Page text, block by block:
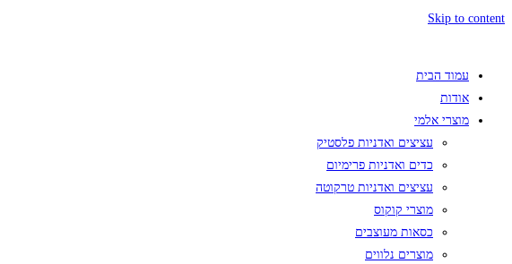
Skip to content
עמוד הבית
אודות
מוצרי אלמי
עציצים ואדניות פלסטיק
כדים ואדניות פרימיום
עציצים ואדניות טרקוטה
מוצרי קוקוס
כסאות מעוצבים
מוצרים נלווים